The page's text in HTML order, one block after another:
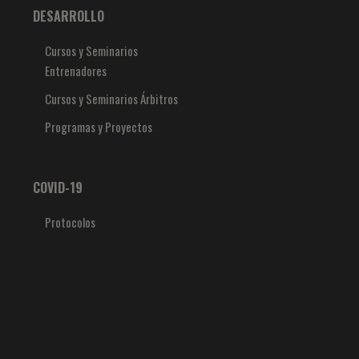
DESARROLLO
Cursos y Seminarios
Entrenadores
Cursos y Seminarios Árbitros
Programas y Proyectos
COVID-19
Protocolos